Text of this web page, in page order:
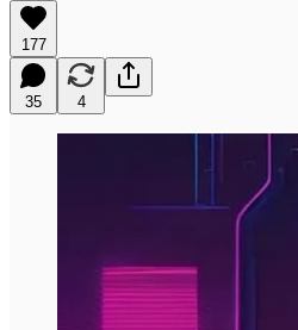
177
35 4